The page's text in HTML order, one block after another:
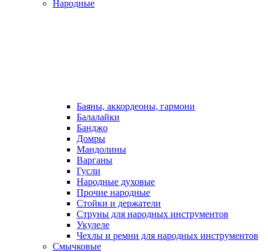
Народные
Баяны, аккордеоны, гармони
Балалайки
Банджо
Домры
Мандолины
Варганы
Гусли
Народные духовые
Прочие народные
Стойки и держатели
Струны для народных инструментов
Укулеле
Чехлы и ремни для народных инструментов
Смычковые